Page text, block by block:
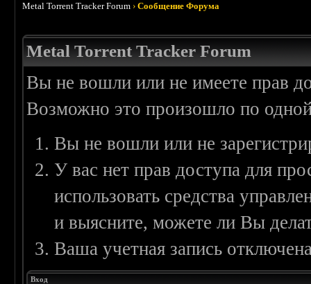
Metal Torrent Tracker Forum ›Сообщение Форума
Metal Torrent Tracker Forum
Вы не вошли или не имеете прав
Возможно это произошло по
Вы не вошли или не
У вас нет прав доступа для
использовать средства
и выясните, можете ли Вы
Ваша учетная запись
Вход